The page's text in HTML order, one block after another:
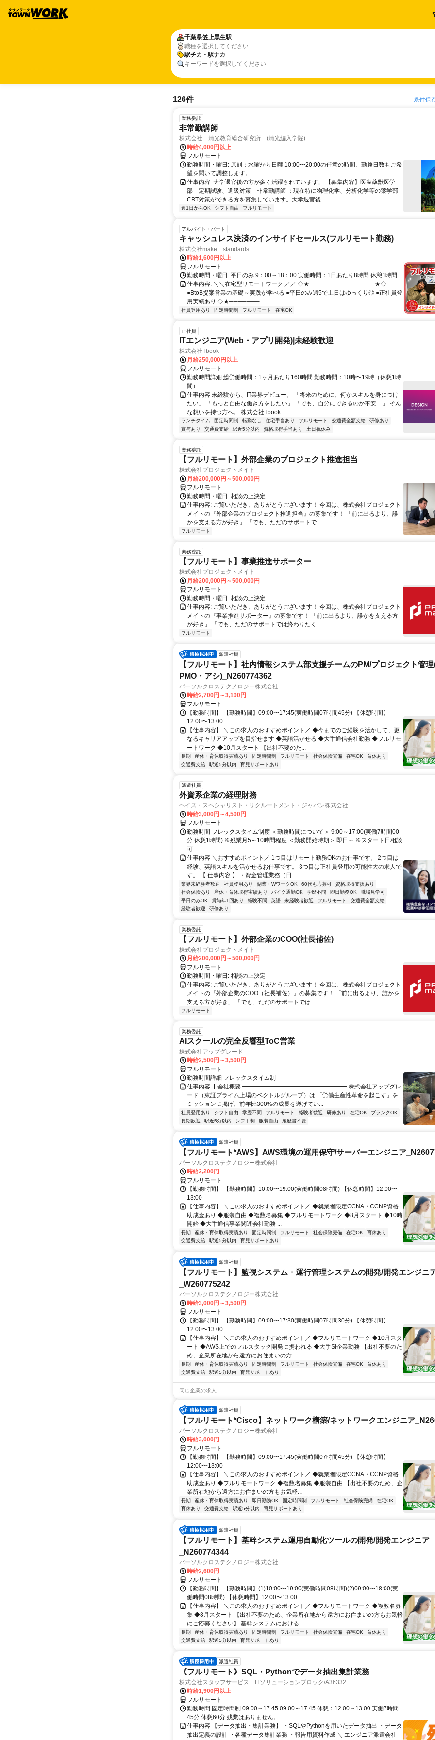
千葉県笠上黒生駅
職種を選択してください
駅チカ・駅ナカ
キーワードを選択してください
126件 条件保
業務委託
非常勤講師
株式会社 清光教育総合研究所 (清光編入学院)
時給4,000円以上
フルリモート
勤務時間・曜日: 原則：水曜から日曜 10:00〜20:00の任意の時間、勤務日数もご希
望を聞いて調整します。
仕事内容: 大学退官後の方が多く活躍されています。 【募集内容】医歯薬獣医学
部 定期試験、進級対策 非常勤講師 ：現在特に物理化学、分析化学等の薬学部
CBT対策ができる方を募集しています。大学退官後...
週1日からOK シフト自由 フルリモート
アルバイト・パート
キャッシュレス決済のインサイドセールス(フルリモート勤務)
株式会社make standards
時給1,600円以上
フルリモート
勤務時間・曜日: 平日のみ 9：00～18：00 実働時間：1日あたり8時間 休憩1時間
仕事内容: ＼＼在宅型リモートワーク ／／ ◇★───────────────★◇
●BtoB提案営業の基礎～実践が学べる ●平日のみ週5で土日はゆっくり◎ ●正社員登
用実績あり ◇★───────...
社員登用あり 固定時間制 フルリモート 在宅OK
正社員
ITエンジニア(Web・アプリ開発)|未経験歓迎
株式会社Tbook
月給250,000円以上
フルリモート
勤務時間詳細 総労働時間：1ヶ月あたり160時間 勤務時間：10時〜19時（休憩1時
間）
仕事内容 未経験から、IT業界デビュー。 「将来のために、何かスキルを身につけ
たい」 「もっと自由な働き方をしたい」 「でも、自分にできるのか不安…」 そん
な想いを持つ方へ。 株式会社Tbook...
ランチタイム 固定時間制 転勤なし 住宅手当あり フルリモート 交通費全額支給
研修あり
賞与あり
交通費支給 駅近5分以内 資格取得手当あり 土日祝休み
業務委託
【フルリモート】外部企業のプロジェクト推進担当
株式会社プロジェクトメイト
月給200,000円～500,000円
フルリモート
勤務時間・曜日: 相談の上決定
仕事内容: ご覧いただき、ありがとうございます！ 今回は、株式会社プロジェクト
メイトの『外部企業のプロジェクト推進担当』の募集です！ 「前に出るより、誰
かを支える方が好き」 「でも、ただのサポートで...
フルリモート
業務委託
【フルリモート】事業推進サポーター
株式会社プロジェクトメイト
月給200,000円～500,000円
フルリモート
勤務時間・曜日: 相談の上決定
仕事内容: ご覧いただき、ありがとうございます！ 今回は、株式会社プロジェクト
メイトの『事業推進サポーター』の募集です！ 「前に出るより、誰かを支える方
が好き」 「でも、ただのサポートでは終わりたく...
フルリモート
派遣社員
【フルリモート】社内情報システム部支援チームのPM/プロジェクト管
PMO・アシ)_N260774362
パーソルクロステクノロジー株式会社
時給2,700円～3,100円
フルリモート
【勤務時間】 【勤務時間】09:00〜17:45(実働時間07時間45分) 【休憩時間】
12:00〜13:00
【仕事内容】 ＼この求人のおすすめポイント／ ◆今までのご経験を活かして、更
なるキャリアアップを目指せます ◆英語活かせる ◆大手通信会社勤務 ◆フルリモ
ートワーク ◆10月スタート 【出社不要のた...
長期 産休・育休取得実績あり 固定時間制 フルリモート 社会保険完備 在宅OK
育休あり
交通費支給
駅近5分以内 育児サポートあり
派遣社員
外資系企業の経理財務
ヘイズ・スペシャリスト・リクルートメント・ジャパン株式会社
時給3,000円～4,500円
フルリモート
勤務時間 フレックスタイム制度 ＜勤務時間について＞ 9:00～17:00(実働7時間00
分 休憩1時間) ※残業月5～10時間程度 ＜勤務開始時期＞ 即日～ ※スタート日相談
可
仕事内容 ＼おすすめポイント／ 1つ目はリモート勤務OKのお仕事です。 2つ目は
経験、英語スキルを活かせるお仕事です。 3つ目は正社員登用の可能性大の求人で
す。 【 仕事内容 】 ・資金管理業務（日...
業界未経験者歓迎 社員登用あり 副業・WワークOK 60代も応募可
資格取得支援あり
社会保険あり
産休・育休取得実績あり バイク通勤OK 学歴不問 即日勤務OK
職場見学可
平日のみOK
賞与年1回あり 経験不問 英語 未経験者歓迎 フルリモート
交通費全額支給
経験者歓迎
研修あり
業務委託
【フルリモート】外部企業のCOO(社長補佐)
株式会社プロジェクトメイト
月給200,000円～500,000円
フルリモート
勤務時間・曜日: 相談の上決定
仕事内容: ご覧いただき、ありがとうございます！ 今回は、株式会社プロジェクト
メイトの『外部企業のCOO（社長補佐）』の募集です！ 「前に出るより、誰かを
支える方が好き」 「でも、ただのサポートでは...
フルリモート
業務委託
AIスクールの完全反響型ToC営業
株式会社アップグレード
時給2,500円～3,500円
フルリモート
勤務時間詳細 フレックスタイム制
仕事内容 ▏会社概要 ━━━━━━━━━━━━━━━━━━ 株式会社アップグレ
ード（東証プライム上場のベクトルグループ）は 「労働生産性革命を起こす」を
ミッションに掲げ、前年比300%の成長を遂げてい...
社員登用あり シフト自由 学歴不問 フルリモート 経験者歓迎 研修あり 在宅OK
ブランクOK
長期歓迎
駅近5分以内 シフト制 服装自由 履歴書不要
派遣社員
【フルリモート*AWS】AWS環境の運用保守/サーバーエンジニア
パーソルクロステクノロジー株式会社
時給2,200円
フルリモート
【勤務時間】 【勤務時間】10:00〜19:00(実働時間08時間) 【休憩時間】12:00〜
13:00
【仕事内容】 ＼この求人のおすすめポイント／ ◆就業者限定CCNA・CCNP資格
助成金あり ◆服装自由 ◆複数名募集 ◆フルリモートワーク ◆8月スタート ◆10時
開始 ◆大手通信事業関連会社勤務 ...
長期 産休・育休取得実績あり 固定時間制 フルリモート 社会保険完備 在宅OK
育休あり
交通費支給
駅近5分以内 育児サポートあり
派遣社員
【フルリモート】監視システム・運行管理システムの開発/開発エンジニ
_W260775242
パーソルクロステクノロジー株式会社
時給3,000円～3,500円
フルリモート
【勤務時間】 【勤務時間】09:00〜17:30(実働時間07時間30分) 【休憩時間】
12:00〜13:00
【仕事内容】 ＼この求人のおすすめポイント／ ◆フルリモートワーク ◆10月スタ
ート ◆AWS上でのフルスタック開発に携われる ◆大手SI企業勤務 【出社不要のた
め、企業所在地から遠方にお住まいの方...
長期 産休・育休取得実績あり 固定時間制 フルリモート 社会保険完備 在宅OK
育休あり
交通費支給
駅近5分以内 育児サポートあり
同じ企業の求人
派遣社員
【フルリモート*Cisco】ネットワーク構築/ネットワークエンジニア
パーソルクロステクノロジー株式会社
時給3,000円
フルリモート
【勤務時間】 【勤務時間】09:00〜17:45(実働時間07時間45分) 【休憩時間】
12:00〜13:00
【仕事内容】 ＼この求人のおすすめポイント／ ◆就業者限定CCNA・CCNP資格
助成金あり ◆フルリモートワーク ◆複数名募集 ◆服装自由 【出社不要のため、企
業所在地から遠方にお住まいの方もお気軽...
長期 産休・育休取得実績あり 即日勤務OK 固定時間制 フルリモート 社会保険完備
在宅OK
育休あり
交通費支給 駅近5分以内 育児サポートあり
派遣社員
【フルリモート】基幹システム運用自動化ツールの開発/開発エンジニア
_N260774344
パーソルクロステクノロジー株式会社
時給2,600円
フルリモート
【勤務時間】 【勤務時間】(1)10:00〜19:00(実働時間08時間)(2)09:00〜18:00(実
働時間08時間) 【休憩時間】12:00〜13:00
【仕事内容】 ＼この求人のおすすめポイント／ ◆フルリモートワーク ◆複数名募
集 ◆8月スタート 【出社不要のため、企業所在地から遠方にお住まいの方もお気軽
にご応募ください】 基幹システムにおける...
長期 産休・育休取得実績あり 固定時間制 フルリモート 社会保険完備 在宅OK
育休あり
交通費支給
駅近5分以内 育児サポートあり
派遣社員
《フルリモート》SQL・Pythonでデータ抽出集計業務
株式会社スタッフサービス ITソリューションブロック/A36332
時給1,900円以上
フルリモート
勤務時間 固定時間制 09:00～17:45 09:00～17:45 休憩：12:00～13:00 実働7時間
45分 休憩60分 残業はありません。
仕事内容 【データ抽出・集計業務】 ・SQLやPythonを用いたデータ抽出 ・データ
抽出定義の設計 ・各種データ集計業務 ・報告用資料作成 ＼ エンジニア派遣会社